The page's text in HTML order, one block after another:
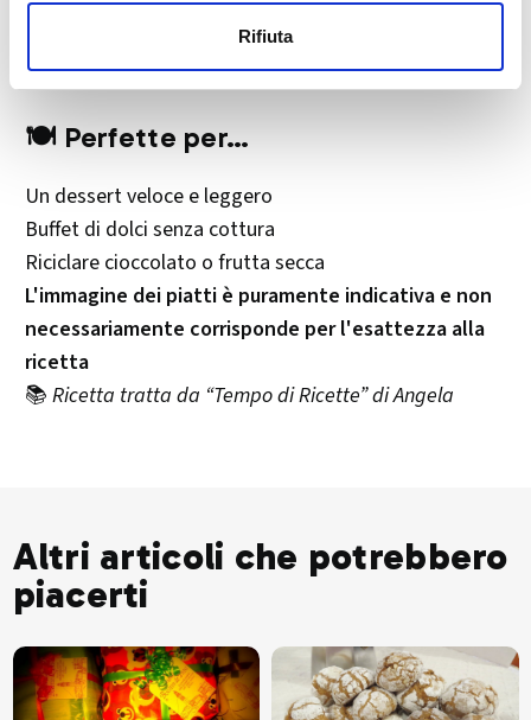
Rifiuta
formare le palline.
Oppure, dividi l’impasto e aromatizza solo metà per
un mix di gusti e colori.
🍽️ Perfette per…
Un dessert veloce e leggero
Buffet di dolci senza cottura
Riciclare cioccolato o frutta secca
L'immagine dei piatti è puramente indicativa e non
necessariamente corrisponde per l'esattezza alla
ricetta
📚 Ricetta tratta da “Tempo di Ricette” di Angela
Altri articoli che potrebbero
piacerti